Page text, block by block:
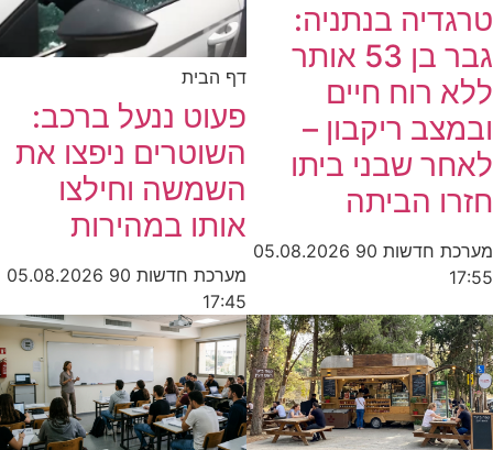
טרגדיה בנתניה:
גבר בן 53 אותר
ללא רוח חיים
ובמצב ריקבון –
לאחר שבני ביתו
חזרו הביתה
מערכת חדשות 90
05.08.2026
17:55
דף הבית
פעוט ננעל ברכב:
השוטרים ניפצו את
השמשה וחילצו
אותו במהירות
מערכת חדשות 90
05.08.2026
17:45